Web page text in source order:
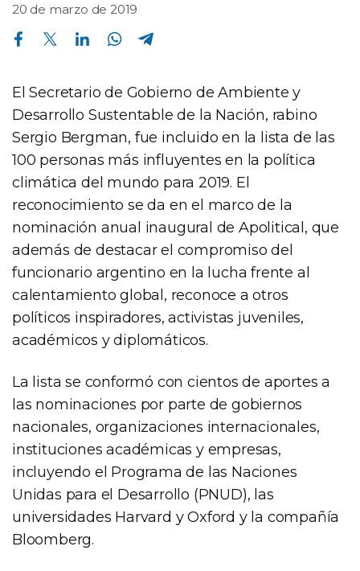
20 de marzo de 2019
Compartir en Facebook Compartir en Twitter Compartir en Linkedin Compartir en Whatsapp
El Secretario de Gobierno de Ambiente y
Desarrollo Sustentable de la Nación, rabino
Sergio Bergman, fue incluido en la lista de las
100 personas más influyentes en la política
climática del mundo para 2019. El
reconocimiento se da en el marco de la
nominación anual inaugural de Apolitical, que
además de destacar el compromiso del
funcionario argentino en la lucha frente al
calentamiento global, reconoce a otros
políticos inspiradores, activistas juveniles,
académicos y diplomáticos.
La lista se conformó con cientos de aportes a
las nominaciones por parte de gobiernos
nacionales, organizaciones internacionales,
instituciones académicas y empresas,
incluyendo el Programa de las Naciones
Unidas para el Desarrollo (PNUD), las
universidades Harvard y Oxford y la compañía
Bloomberg.